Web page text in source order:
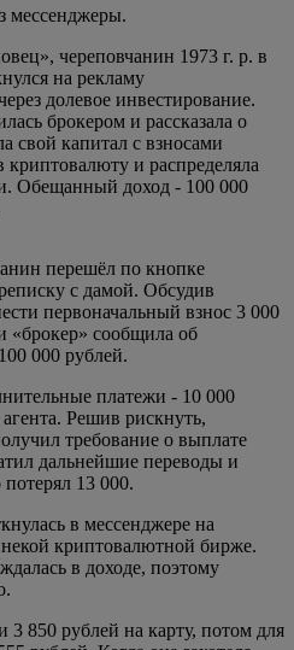
мессенджеры.
череповчанин 1973 г. р. в
на рекламу
долевое инвестирование.
брокером и рассказала о
свой капитал с взносами
криптовалюту и распределяла
Обещанный доход - 100 000
перешёл по кнопке
с дамой. Обсудив
первоначальный взнос 3 000
«брокер» сообщила об
000 рублей.
платежи - 10 000
Решив рискнуть,
требование о выплате
дальнейшие переводы и
13 000.
в мессенджере на
криптовалютной бирже.
в доходе, поэтому
3 850 рублей на карту, потом для